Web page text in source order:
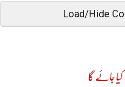
Load/Hide
جائے گا